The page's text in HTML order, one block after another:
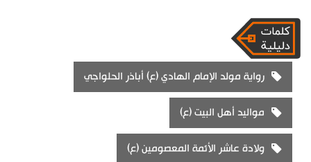
رواية مولد الإمام الهادي (ع) أباذر الحلواجي
مواليد أهل البيت (ع)
ولادة عاشر الأئمة المعصومين (ع)